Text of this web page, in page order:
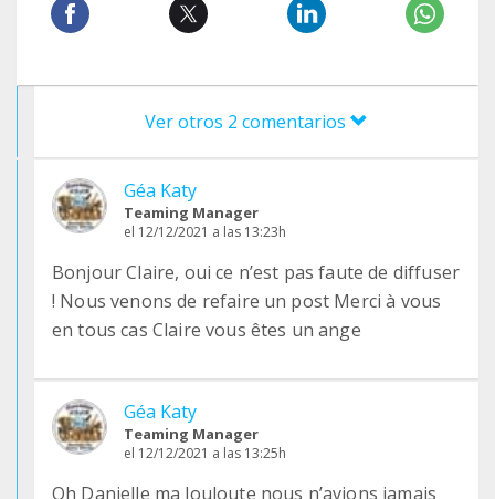
Ver otros 2 comentarios
Géa Katy
Teaming Manager
el 12/12/2021 a las 13:23h
Bonjour Claire, oui ce n’est pas faute de diffuser
! Nous venons de refaire un post Merci à vous
en tous cas Claire vous êtes un ange
Géa Katy
Teaming Manager
el 12/12/2021 a las 13:25h
Oh Danielle ma louloute nous n’avions jamais